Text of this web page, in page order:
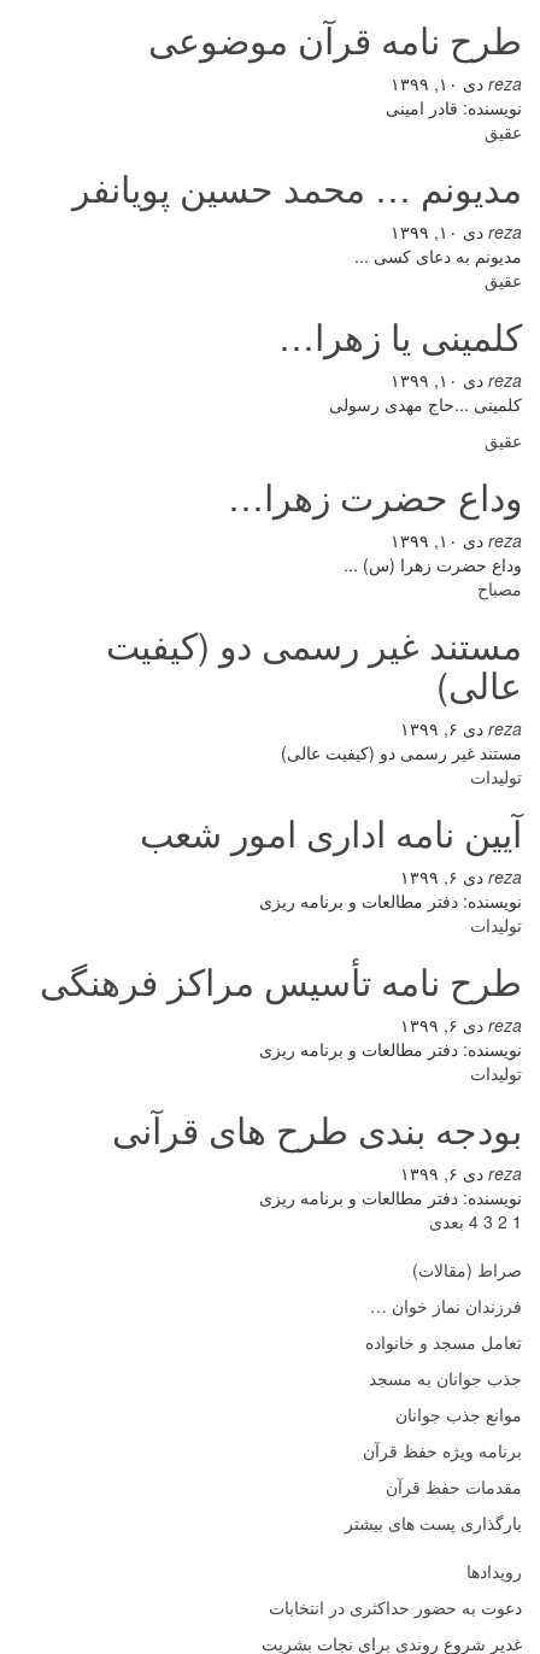
طرح نامه قرآن موضوعی
reza دی ۱۰, ۱۳۹۹
نویسنده: قادر امینی
عقیق
مدیونم … محمد حسین پویانفر
reza دی ۱۰, ۱۳۹۹
مدیونم به دعای کسی ...
عقیق
کلمینی یا زهرا…
reza دی ۱۰, ۱۳۹۹
کلمینی ...حاج مهدی رسولی
عقیق
وداع حضرت زهرا…
reza دی ۱۰, ۱۳۹۹
وداع حضرت زهرا (س) ...
مصباح
مستند غیر رسمی دو (کیفیت
عالی)
reza دی ۶, ۱۳۹۹
مستند غیر رسمی دو (کیفیت عالی)
تولیدات
آیین نامه اداری امور شعب
reza دی ۶, ۱۳۹۹
نویسنده: دفتر مطالعات و برنامه ریزی
تولیدات
طرح نامه تأسیس مراکز فرهنگی
reza دی ۶, ۱۳۹۹
نویسنده: دفتر مطالعات و برنامه ریزی
تولیدات
بودجه بندی طرح های قرآنی
reza دی ۶, ۱۳۹۹
نویسنده: دفتر مطالعات و برنامه ریزی
1
2
3
4 بعدی
صراط (مقالات)
فرزندان نماز خوان …
تعامل مسجد و خانواده
جذب جوانان به مسجد
موانع جذب جوانان
برنامه ویژه حفظ قرآن
مقدمات حفظ قرآن
بارگذاری پست های بیشتر
رویدادها
دعوت به حضور حداکثری در انتخابات
غدیر شروع روندی برای نجات بشریت